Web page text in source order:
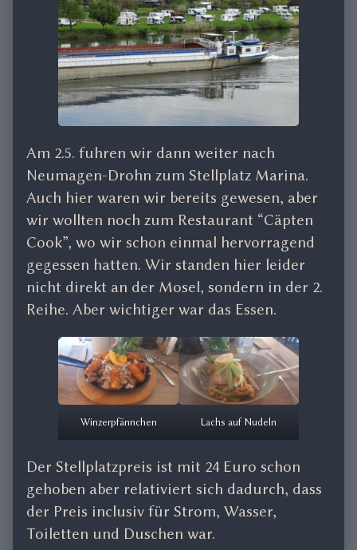
Am 2.5. fuhren wir dann weiter nach
Neumagen-Drohn zum Stellplatz Marina.
Auch hier waren wir bereits gewesen, aber
wir wollten noch zum Restaurant “Cäpten
Cook”, wo wir schon einmal hervorragend
gegessen hatten. Wir standen hier leider
nicht direkt an der Mosel, sondern in der 2.
Reihe. Aber wichtiger war das Essen.
Winzerpfännchen Lachs auf Nudeln
Der Stellplatzpreis ist mit 24 Euro schon
gehoben aber relativiert sich dadurch, dass
der Preis inclusiv für Strom, Wasser,
Toiletten und Duschen war.